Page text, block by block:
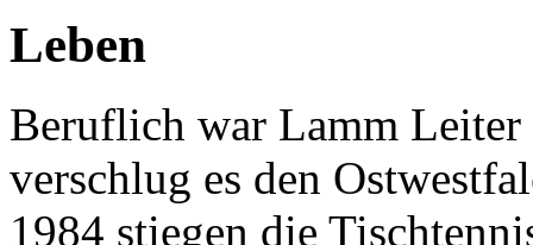
Leben
Beruflich war Lamm
verschlug es den
1984 stiegen die